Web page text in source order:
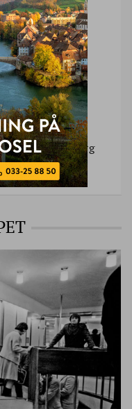
från Göteborg
men har